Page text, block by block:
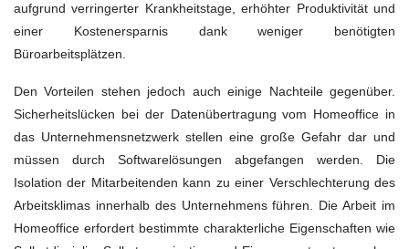
aufgrund verringerter Krankheitstage, erhöhter Produktivität und
einer Kostenersparnis dank weniger benötigten
Büroarbeitsplätzen.
Den Vorteilen stehen jedoch auch einige Nachteile gegenüber.
Sicherheitslücken bei der Datenübertragung vom Homeoffice in
das Unternehmensnetzwerk stellen eine große Gefahr dar und
müssen durch Softwarelösungen abgefangen werden. Die
Isolation der Mitarbeitenden kann zu einer Verschlechterung des
Arbeitsklimas innerhalb des Unternehmens führen. Die Arbeit im
Homeoffice erfordert bestimmte charakterliche Eigenschaften wie